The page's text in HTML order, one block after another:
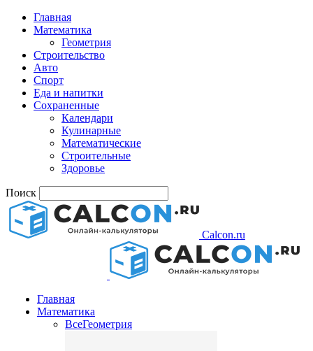
Главная
Математика
Геометрия
Строительство
Авто
Спорт
Еда и напитки
Сохраненные
Календари
Кулинарные
Математические
Строительные
Здоровье
Поиск
Calcon.ru
Главная
Математика
ВсеГеометрия